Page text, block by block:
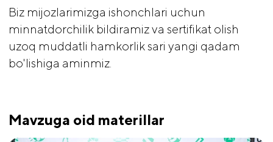
Biz mijozlarimizga ishonchlari uchun
minnatdorchilik bildiramiz va sertifikat olish
uzoq muddatli hamkorlik sari yangi qadam
bo'lishiga aminmiz.
Mavzuga oid materillar